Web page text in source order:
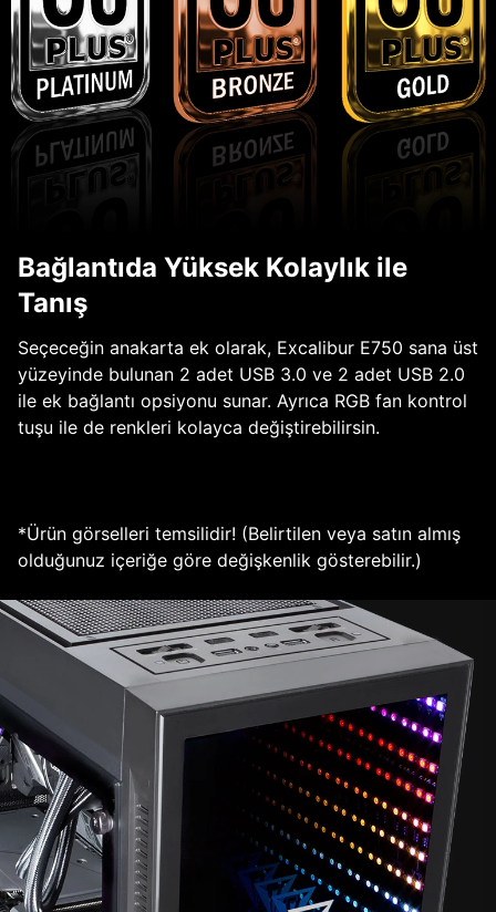
Bağlantıda Yüksek Kolaylık ile
Tanış
Seçeceğin anakarta ek olarak, Excalibur E750 sana üst
yüzeyinde bulunan 2 adet USB 3.0 ve 2 adet USB 2.0
ile ek bağlantı opsiyonu sunar. Ayrıca RGB fan kontrol
tuşu ile de renkleri kolayca değiştirebilirsin.
*Ürün görselleri temsilidir! (Belirtilen veya satın almış
olduğunuz içeriğe göre değişkenlik gösterebilir.)